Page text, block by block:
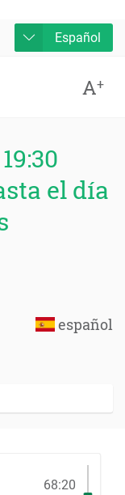
Español
A+
el día
español
68:20